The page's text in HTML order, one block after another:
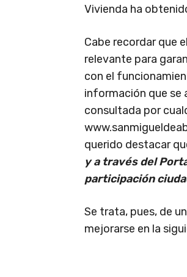
Vivienda ha
Cabe recordar que
relevante para
con el
información que se
consultada por
querido destacar
y a través del
participación
Se trata, pues, de
mejorarse en la